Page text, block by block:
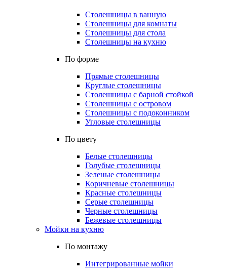
Столешницы в ванную
Столешницы для комнаты
Столешницы для стола
Столешницы на кухню
По форме
Прямые столешницы
Круглые столешницы
Столешницы с барной стойкой
Столешницы с островом
Столешницы с подоконником
Угловые столешницы
По цвету
Белые столешницы
Голубые столешницы
Зеленые столешницы
Коричневые столешницы
Красные столешницы
Серые столешницы
Черные столешницы
Бежевые столешницы
Мойки на кухню
По монтажу
Интегрированные мойки